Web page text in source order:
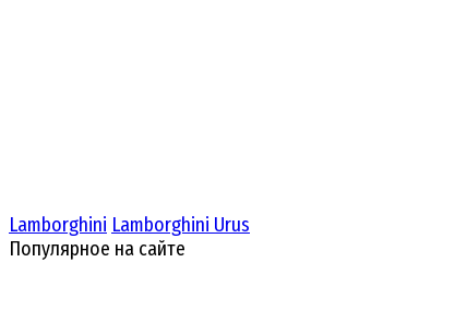
Lamborghini Lamborghini Urus
Популярное на сайте